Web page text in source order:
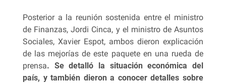
Posterior a la reunión sostenida entre el ministro
de Finanzas, Jordi Cinca, y el ministro de Asuntos
Sociales, Xavier Espot, ambos dieron explicación
de las mejorías de este paquete en una rueda de
prensa. Se detalló la situación económica del
país, y también dieron a conocer detalles sobre